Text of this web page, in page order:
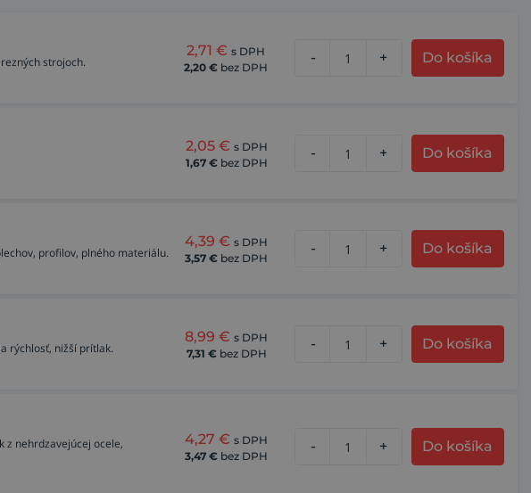
strojoch.
2,71 € s DPH
2,20 € bez DPH
- + Do košíka
2,05 € s DPH
1,67 € bez DPH
- + Do košíka
profilov, plného materiálu.
4,39 € s DPH
3,57 € bez DPH
- + Do košíka
rýchlosť, nižší prítlak.
8,99 € s DPH
7,31 € bez DPH
- + Do košíka
z nehrdzavejúcej ocele,
4,27 € s DPH
3,47 € bez DPH
- + Do košíka